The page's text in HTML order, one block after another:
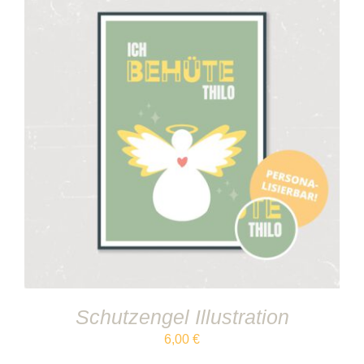
IN DEN WARENKORB / DETAILS
Schutzengel Illustration
6,00 €